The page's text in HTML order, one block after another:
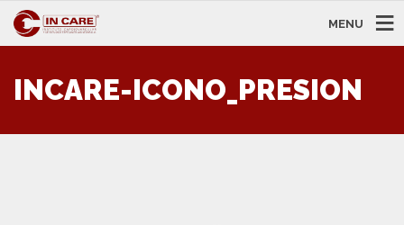
MENU
INCARE-ICONO_PRESION